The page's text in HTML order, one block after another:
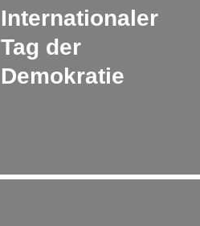
Internationaler
Tag der
Demokratie